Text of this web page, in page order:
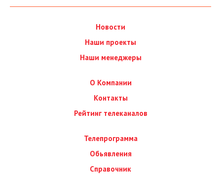
Новости
Наши проекты
Наши менеджеры
О Компании
Контакты
Рейтинг телеканалов
Телепрограмма
Обьявления
Справочник